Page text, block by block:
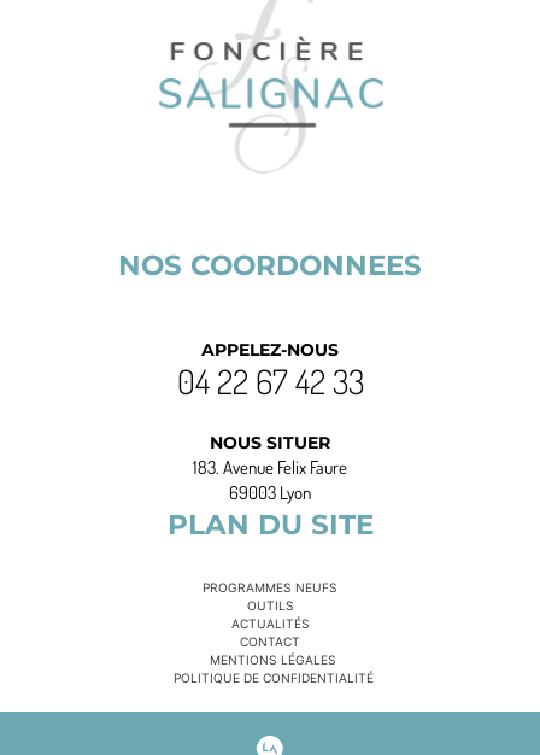
NOS COORDONNEES
APPELEZ-NOUS
04 22 67 42 33
NOUS SITUER
183. Avenue Felix Faure
69003 Lyon
PLAN DU SITE
PROGRAMMES NEUFS
OUTILS
ACTUALITÉS
CONTACT
MENTIONS LÉGALES
POLITIQUE DE CONFIDENTIALITÉ